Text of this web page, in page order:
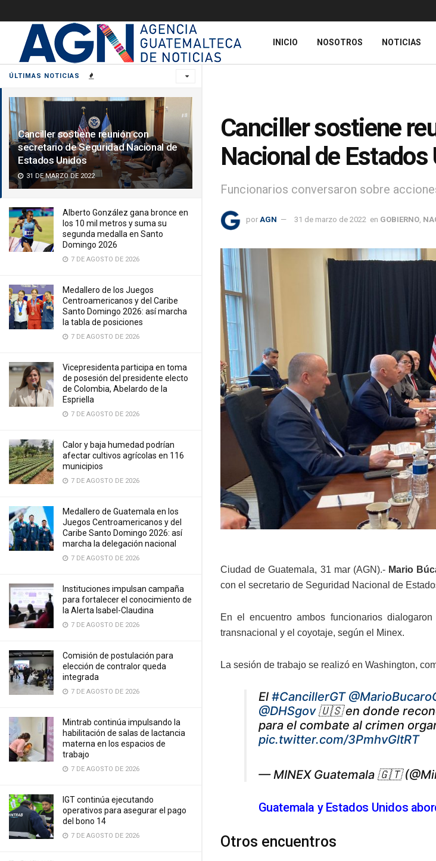
ÚLTIMAS NOTICIAS
Canciller sostiene reunión con
secretario de Seguridad Nacional de
Estados Unidos
31 DE MARZO DE 2022
Alberto González gana bronce en
los 10 mil metros y suma su
segunda medalla en Santo
Domingo 2026
7 DE AGOSTO DE 2026
Medallero de los Juegos
Centroamericanos y del Caribe
Santo Domingo 2026: así marcha
la tabla de posiciones
7 DE AGOSTO DE 2026
Vicepresidenta participa en toma
de posesión del presidente electo
de Colombia, Abelardo de la
Espriella
7 DE AGOSTO DE 2026
Calor y baja humedad podrían
afectar cultivos agrícolas en 116
municipios
7 DE AGOSTO DE 2026
Medallero de Guatemala en los
Juegos Centroamericanos y del
Caribe Santo Domingo 2026: así
marcha la delegación nacional
7 DE AGOSTO DE 2026
Instituciones impulsan campaña
para fortalecer el conocimiento de
la Alerta Isabel-Claudina
7 DE AGOSTO DE 2026
Comisión de postulación para
elección de contralor queda
integrada
7 DE AGOSTO DE 2026
Mintrab continúa impulsando la
habilitación de salas de lactancia
materna en los espacios de
trabajo
7 DE AGOSTO DE 2026
IGT continúa ejecutando
operativos para asegurar el pago
del bono 14
7 DE AGOSTO DE 2026
INICIO NOSOTROS NOTICIAS
Canciller sostiene
Nacional de Estados
Funcionarios conversaron sobre
por AGN 31 de marzo de 2022 en GOBIERNO
Ciudad de Guatemala, 31 mar (AGN).- Mario
con el secretario de Seguridad Nacional de
En el encuentro ambos funcionarios
transnacional y el coyotaje, según el Minex.
La sesión de trabajo se realizó en Washington,
El #CancillerGT
@DHSgov🇺🇸 en donde
para el combate al crimen
pic.twitter.com/3PmhvGltRT
— MINEX Guatemala 🇬🇹
Guatemala y Estados Unidos
Otros encuentros